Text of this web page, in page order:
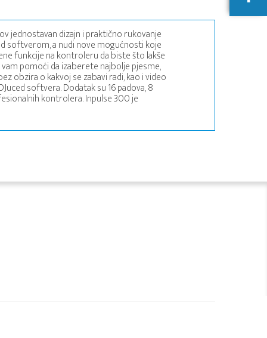
jednostavan dizajn i praktično rukovanje
softverom, a nudi nove mogućnosti koje
funkcije na kontroleru da biste što lakše
pomoći da izaberete najbolje pjesme,
obzira o kakvoj se zabavi radi, kao i video
softvera. Dodatak su 16 padova, 8
kontrolera. Inpulse 300 je